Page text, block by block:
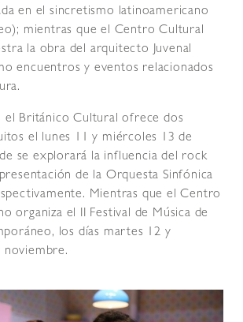
en el sincretismo latinoamericano
mientras que el Centro Cultural
la obra del arquitecto Juvenal
encuentros y eventos relacionados
el Británico Cultural ofrece dos
el lunes 11 y miércoles 13 de
se explorará la influencia del rock
de la Orquesta Sinfónica
Mientras que el Centro
organiza el II Festival de Música de
los días martes 12 y
noviembre.